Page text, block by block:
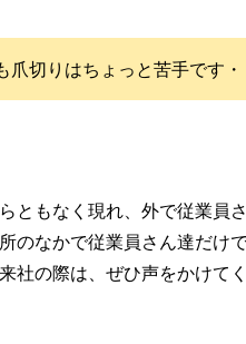
爪切りはちょっと苦手です
ともなく現れ、外で従業員
のなかで従業員さん達だけ
社の際は、ぜひ声をかけて